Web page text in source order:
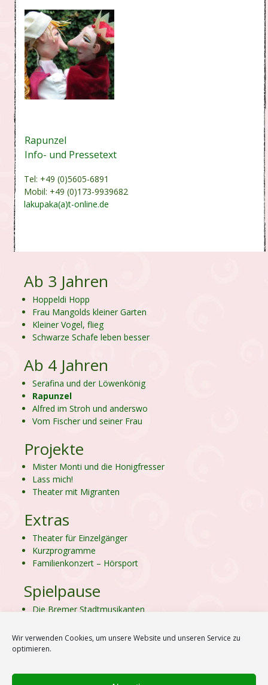
Wir verwenden Cookies, um unsere Website und unseren Service zu
optimieren.
Rapunzel
Info- und Pressetext
Tel: +49 (0)5605-6891
Mobil: +49 (0)173-9939682
lakupaka(a)t-online.de
Ab 3 Jahren
Hoppeldi Hopp
Frau Mangolds kleiner Garten
Kleiner Vogel, flieg
Schwarze Schafe leben besser
Ab 4 Jahren
Serafina und der Löwenkönig
Rapunzel
Alfred im Stroh und anderswo
Vom Fischer und seiner Frau
Projekte
Mister Monti und die Honigfresser
Lass mich!
Theater mit Migranten
Extras
Theater für Einzelgänger
Kurzprogramme
Familienkonzert – Hörsport
Spielpause
Die Bremer Stadtmusikanten
Peter und der Wolf
Wurst oder Leben